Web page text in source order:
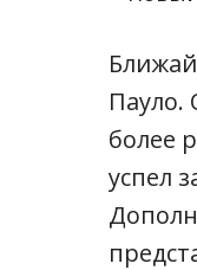
Пауло.
более
успел